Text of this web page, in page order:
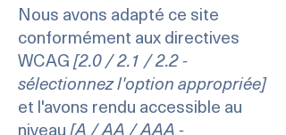
Nous avons adapté ce site
conformément aux directives
WCAG[2.0 / 2.1 / 2.2 -
sélectionnez l'option appropriée]
et l'avons rendu accessible au
niveau[A / AA / AAA -